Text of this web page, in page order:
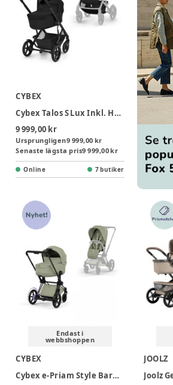
CYBEX
Cybex Talos S Lux Inkl. Hopfällbar Liggdel - Moon Black
9 999,00 kr
Ursprungligen9 999,00 kr
Senaste lägsta pris9 999,00 kr
Online 7 butiker
Endast i
webbshoppen
CYBEX
Cybex e-Priam Style Barnvagn - Sage Green/Matt Black
JOOLZ